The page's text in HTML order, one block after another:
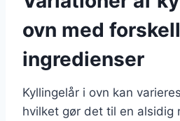
ovn med
ingredienser
Kyllingelår i ovn kan
hvilket gør det til en alsidig